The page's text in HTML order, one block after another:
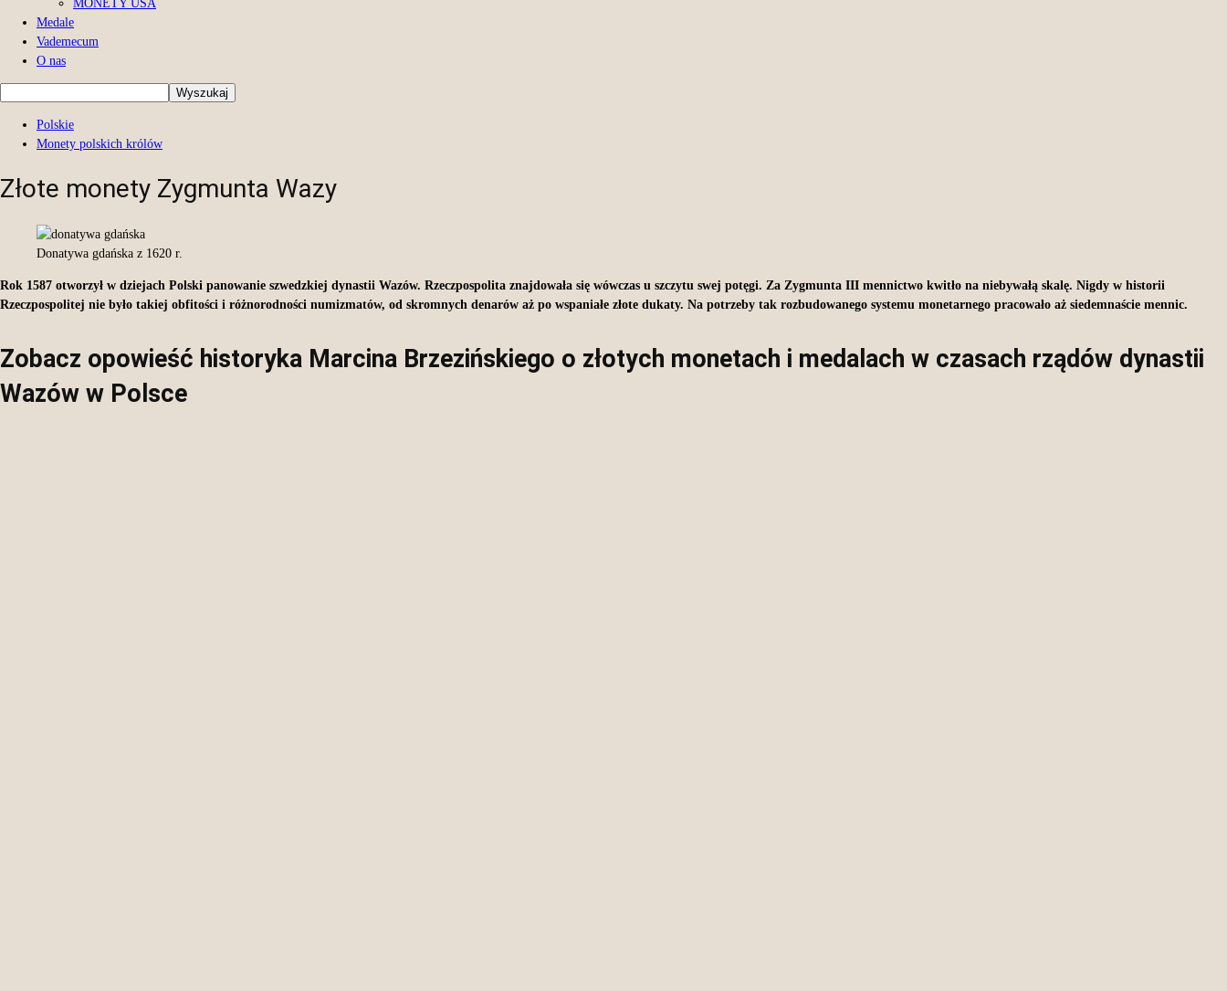
MONETY USA
Medale
Vademecum
O nas
Polskie
Monety polskich królów
Złote monety Zygmunta Wazy
Donatywa gdańska z 1620 r.
Rok 1587 otworzył w dziejach Polski panowanie szwedzkiej dynastii Wazów. Rzeczpospolita znajdowała się wówczas u szczytu swej potęgi. Za Zygmunta III mennictwo kwitło na niebywałą skalę. Nigdy w historii
Rzeczpospolitej nie było takiej obfitości i różnorodności numizmatów, od skromnych denarów aż po wspaniałe złote dukaty. Na potrzeby tak rozbudowanego systemu monetarnego pracowało aż siedemnaście mennic.
Zobacz opowieść historyka Marcina Brzezińskiego o złotych monetach i medalach w czasach rządów dynastii
Wazów w Polsce